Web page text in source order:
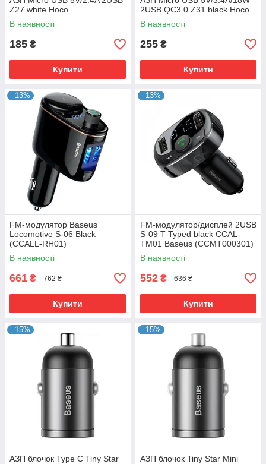
Z27 white Hoco
В наявності
185 ₴
Купити
2USB QC3.0 Z31 black Hoco
В наявності
255 ₴
Купити
–13%
FM-модулятор Baseus
Locomotive S-06 Black
(CCALL-RH01)
В наявності
661 ₴ 762 ₴
Купити
–13%
FM-модулятор/дисплей 2USB
S-09 T-Typed black CCAL-
TM01 Baseus (CCMT000301)
В наявності
552 ₴ 636 ₴
Купити
–15%
АЗП блочок Type C Tiny Star
–15%
АЗП блочок Tiny Star Mini